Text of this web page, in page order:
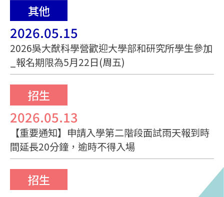
其他
2026.05.15
2026吳大猷科學營歡迎大學部和研究所學生參加
_報名期限為5月22日(周五)
招生
2026.05.13
【重要通知】申請入學第二階段面試雨天報到時
間延長20分鐘，逾時不得入場
招生